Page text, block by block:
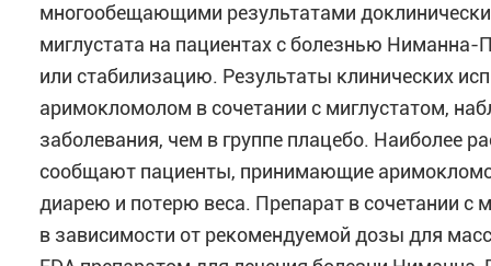
многообещающими результатами
миглустата на пациентах с болезнью Ниманна-
или стабилизацию. Результаты клинических
аримокломолом в сочетании с миглустатом,
заболевания, чем в группе плацебо. Наиболее
сообщают пациенты, принимающие
диарею и потерю веса. Препарат в сочетании с
в зависимости от рекомендуемой дозы для